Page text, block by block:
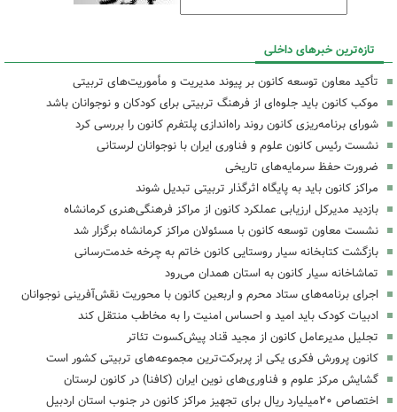
تازه‌ترین خبرهای داخلی
تأکید معاون توسعه کانون بر پیوند مدیریت و مأموریت‌های تربیتی
موکب کانون باید جلوه‌ای از فرهنگ تربیتی برای کودکان و نوجوانان باشد
شورای برنامه‌ریزی کانون روند راه‌اندازی پلتفرم کانون را بررسی کرد
نشست رئیس کانون علوم و فناوری ایران با نوجوانان لرستانی
ضرورت حفظ سرمایه‌های تاریخی
مراکز کانون باید به پایگاه اثرگذار تربیتی تبدیل شوند
بازدید مدیرکل ارزیابی عملکرد کانون از مراکز فرهنگی‌هنری کرمانشاه
نشست معاون توسعه کانون با مسئولان مراکز کرمانشاه برگزار شد
بازگشت کتابخانه سیار روستایی کانون خاتم به چرخه خدمت‌رسانی
تماشاخانه سیار کانون به استان همدان می‌رود
اجرای برنامه‌های ستاد محرم و اربعین کانون با محوریت نقش‌آفرینی نوجوانان
ادبیات کودک باید امید و احساس امنیت را به مخاطب منتقل کند
تجلیل مدیرعامل کانون از مجید قناد پیش‌کسوت تئاتر
کانون پرورش فکری یکی از پربرکت‌ترین مجموعه‌های تربیتی کشور است
گشایش مرکز علوم و فناوری‌های نوین ایران (کافنا) در کانون لرستان
اختصاص ۲۰میلیارد ریال برای تجهیز مراکز کانون در جنوب استان اردبیل